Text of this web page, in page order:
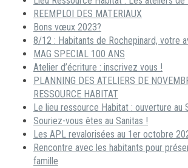
REEMPLOI DES MATERIAUX
Bons vœux 2023?
8/12 : Habitants de Rochepinard, votre
MAG SPECIAL 100 ANS
Atelier d’écriture : inscrivez vous !
PLANNING DES ATELIERS DE
RESSOURCE HABITAT
Le lieu ressource Habitat : ouverture au
Souriez-vous êtes au Sanitas !
Les APL revalorisées au 1er octobre
Rencontre avec les habitants pour
famille